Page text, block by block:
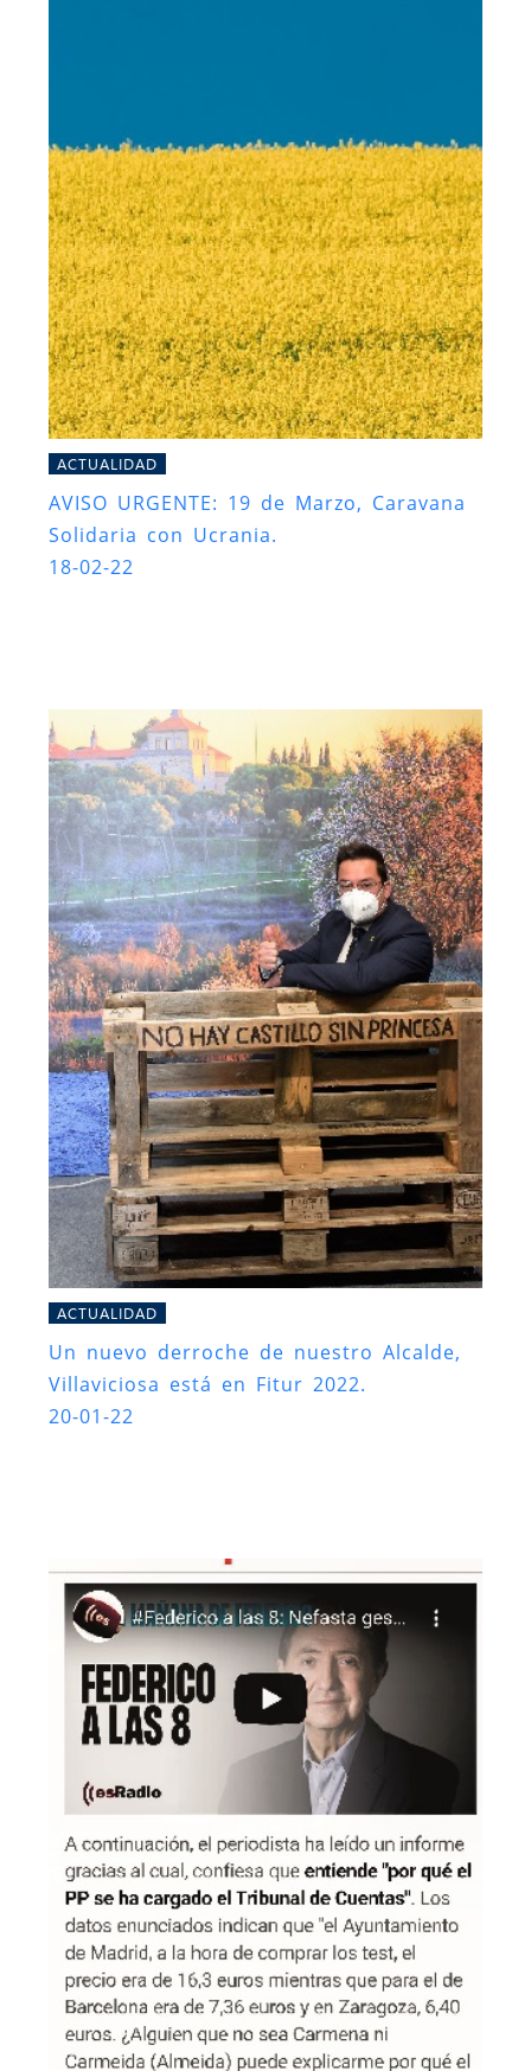
ACTUALIDAD
AVISO URGENTE: 19 de Marzo, Caravana
Solidaria con Ucrania.
18-02-22
ACTUALIDAD
Un nuevo derroche de nuestro Alcalde,
Villaviciosa está en Fitur 2022.
20-01-22